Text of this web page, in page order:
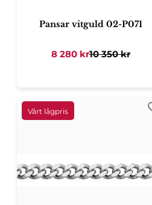
Pansar vitguld 02-P071
8 280kr10 350kr